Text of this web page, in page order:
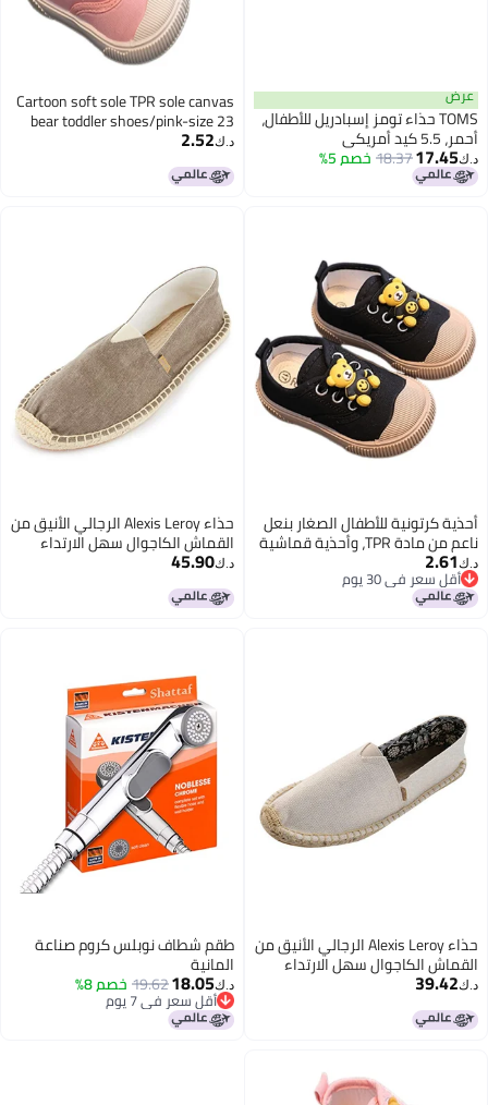
عرض
TOMS حذاء تومز إسبادريل للأطفال،
أحمر، 5.5 كيد أمريكي
د.ك‏17.45
18.37خصم 5%
Cartoon soft sole TPR sole canvas
bear toddler shoes/pink-size 23
د.ك‏2.52
أحذية كرتونية للأطفال الصغار بنعل
ناعم من مادة TPR، وأحذية قماشية
قابلة للتهوية للأطفال الصغار -
تصميم دب لطيف وبنية خفيفة الوزن
للأطفال الصغار.
د.ك‏2.61
أقل سعر في 30 يوم
أقل سعر في 30 يوم
حذاء Alexis Leroy الرجالي الأنيق من
القماش الكاجوال سهل الارتداء
على قماش مسطح
د.ك‏45.90
حذاء Alexis Leroy الرجالي الأنيق من
القماش الكاجوال سهل الارتداء
على قماش مسطح
د.ك‏39.42
طقم شطاف نوبلس كروم صناعة
المانية
د.ك‏18.05
19.62خصم 8%
أقل سعر في 7 يوم
أقل سعر في 7 يوم